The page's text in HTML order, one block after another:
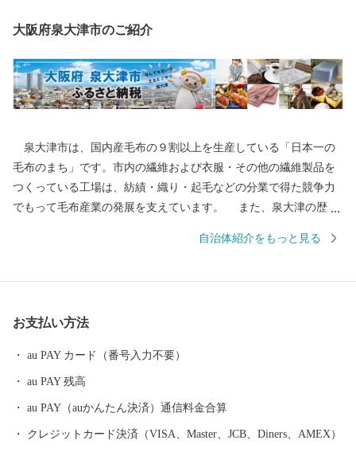
大阪府泉大津市のご紹介
泉大津市は、国内産毛布の９割以上を生産している「日本一の
毛布のまち」です。市内の繊維および衣服・その他の繊維製品を
つくっている工場は、紡績・織り・起毛などの分業で得た競争力
でもって毛布産業の発展を支えています。 また、泉大津の歴史
ていました。交通の要として人の往来も多く、随筆や紀行の中に
市、南部は大津川を境として泉北郡忠岡町と隣接しています。西
北部は大阪湾に面し、はるかに六甲山、淡路島を望むことができ
自治体紹介をもっと見る
お支払い方法
au PAY カード（番号入力不要）
au PAY 残高
au PAY（auかんたん決済）通信料金合算
クレジットカード決済（VISA、Master、JCB、Diners、AMEX）